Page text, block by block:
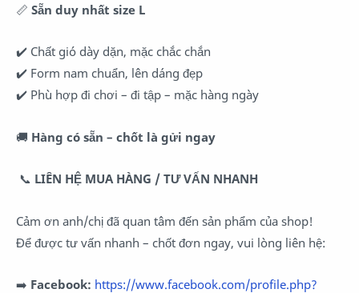
📏 Sẵn duy nhất size L
✔️ Chất gió dày dặn, mặc chắc chắn
✔️ Form nam chuẩn, lên dáng đẹp
✔️ Phù hợp đi chơi – đi tập – mặc hàng ngày
🚚 Hàng có sẵn – chốt là gửi ngay
📞 LIÊN HỆ MUA HÀNG / TƯ VẤN NHANH
Cảm ơn anh/chị đã quan tâm đến sản phẩm của shop!
Để được tư vấn nhanh – chốt đơn ngay, vui lòng liên hệ:
➡️ Facebook: https://www.facebook.com/profile.php?